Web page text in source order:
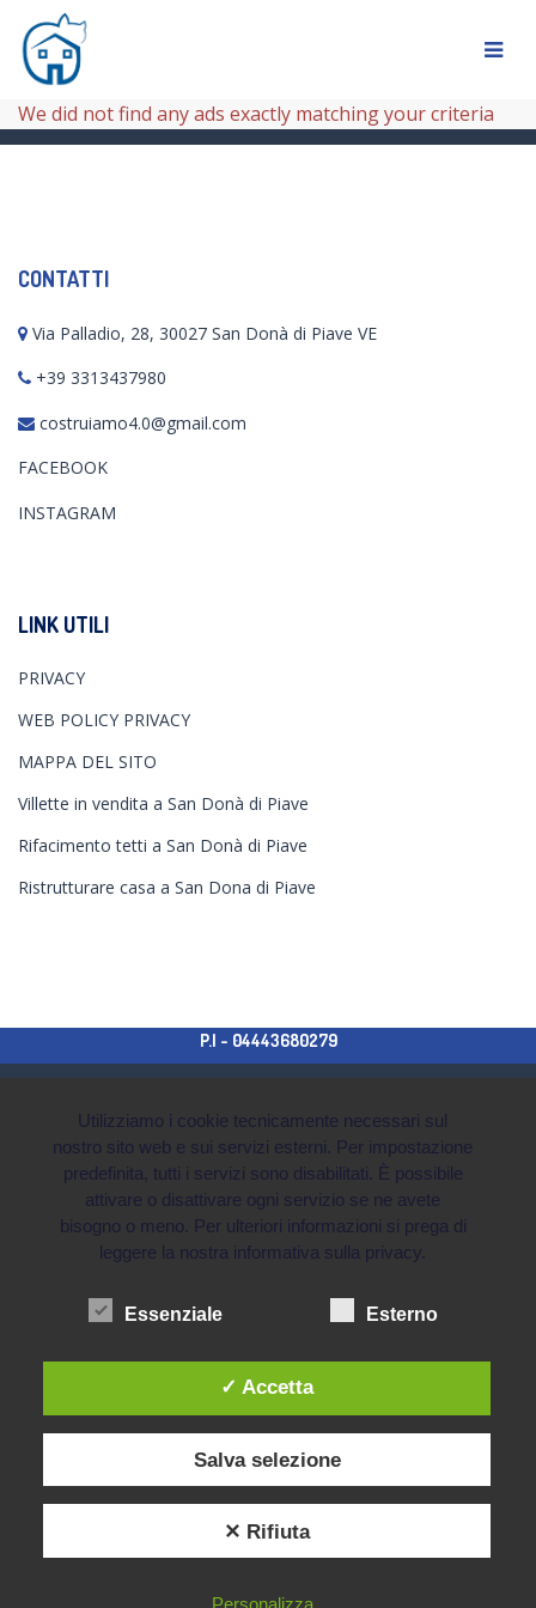
We did not find any ads exactly matching your criteria
CONTATTI
Via Palladio, 28, 30027 San Donà di Piave VE
+39 3313437980
costruiamo4.0@gmail.com
FACEBOOK
INSTAGRAM
LINK UTILI
PRIVACY
WEB POLICY PRIVACY
MAPPA DEL SITO
Villette in vendita a San Donà di Piave
Rifacimento tetti a San Donà di Piave
Ristrutturare casa a San Dona di Piave
P.I - 04443680279
Utilizziamo i cookie tecnicamente necessari sul
nostro sito web e sui servizi esterni. Per impostazione
predefinita, tutti i servizi sono disabilitati. È possibile
attivare o disattivare ogni servizio se ne avete
bisogno o meno. Per ulteriori informazioni si prega di
leggere la nostra informativa sulla privacy.
Essenziale Esterno
✓ Accetta
Salva selezione
✕ Rifiuta
Personalizza